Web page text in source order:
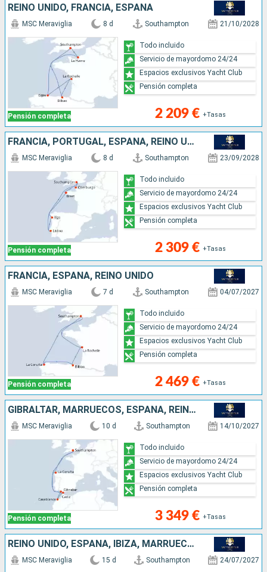
REINO UNIDO, FRANCIA, ESPAÑA
Pensión completa
MSC Meraviglia 8 d Southampton 21/10/2028
2 209 € +Tasas
Todo incluido
Servicio de mayordomo 24/24
Espacios exclusivos Yacht Club
Pensión completa
FRANCIA, PORTUGAL, ESPAÑA, REINO UNIDO
Pensión completa
MSC Meraviglia 8 d Southampton 23/09/2028
2 309 € +Tasas
Todo incluido
Servicio de mayordomo 24/24
Espacios exclusivos Yacht Club
Pensión completa
FRANCIA, ESPAÑA, REINO UNIDO
Pensión completa
MSC Meraviglia 7 d Southampton 04/07/2027
2 469 € +Tasas
Todo incluido
Servicio de mayordomo 24/24
Espacios exclusivos Yacht Club
Pensión completa
GIBRALTAR, MARRUECOS, ESPAÑA, REINO UNIDO
Pensión completa
MSC Meraviglia 10 d Southampton 14/10/2027
3 349 € +Tasas
Todo incluido
Servicio de mayordomo 24/24
Espacios exclusivos Yacht Club
Pensión completa
REINO UNIDO, ESPAÑA, IBIZA, MARRUECOS
MSC Meraviglia 15 d Southampton 24/07/2027